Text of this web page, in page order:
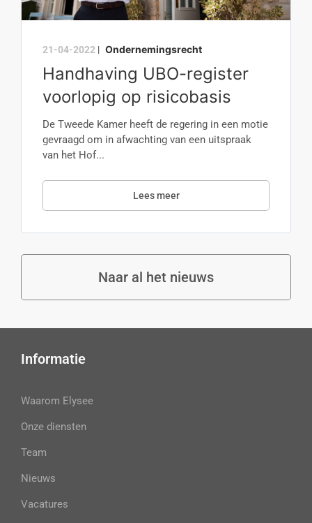
21-04-2022 | Ondernemingsrecht
Handhaving UBO-register
voorlopig op risicobasis
De Tweede Kamer heeft de regering in een motie
gevraagd om in afwachting van een uitspraak
van het Hof...
Lees meer
Naar al het nieuws
Informatie
Waarom Elysee
Onze diensten
Team
Nieuws
Vacatures